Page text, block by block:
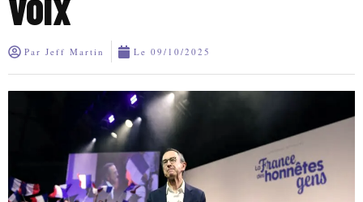
VOIX
Par Jeff Martin Le 09/10/2025